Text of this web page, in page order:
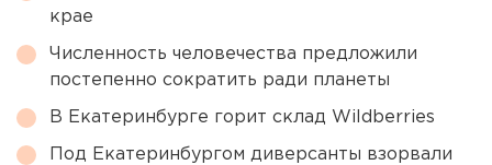
крае
Численность человечества предложили
постепенно сократить ради планеты
В Екатеринбурге горит склад Wildberries
Под Екатеринбургом диверсанты взорвали